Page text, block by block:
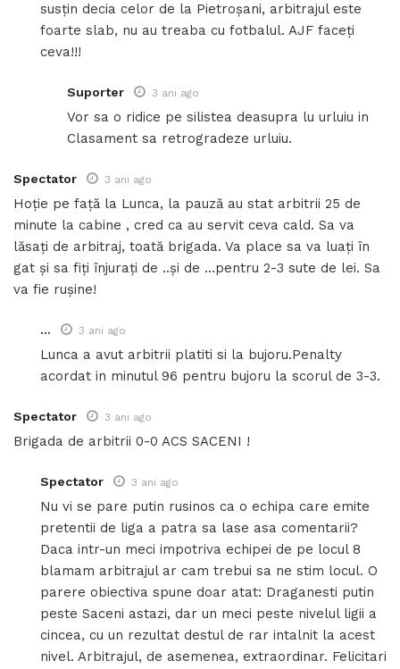
susțin decia celor de la Pietroșani, arbitrajul este
foarte slab, nu au treaba cu fotbalul. AJF faceți
ceva!!!
Suporter 3 ani ago
Vor sa o ridice pe silistea deasupra lu urluiu in
Clasament sa retrogradeze urluiu.
Spectator 3 ani ago
Hoție pe față la Lunca, la pauză au stat arbitrii 25 de
minute la cabine , cred ca au servit ceva cald. Sa va
lăsați de arbitraj, toată brigada. Va place sa va luați în
gat și sa fiți înjurați de ..și de …pentru 2-3 sute de lei. Sa
va fie rușine!
... 3 ani ago
Lunca a avut arbitrii platiti si la bujoru.Penalty
acordat in minutul 96 pentru bujoru la scorul de 3-3.
Spectator 3 ani ago
Brigada de arbitrii 0-0 ACS SACENI !
Spectator 3 ani ago
Nu vi se pare putin rusinos ca o echipa care emite
pretentii de liga a patra sa lase asa comentarii?
Daca intr-un meci impotriva echipei de pe locul 8
blamam arbitrajul ar cam trebui sa ne stim locul. O
parere obiectiva spune doar atat: Draganesti putin
peste Saceni astazi, dar un meci peste nivelul ligii a
cincea, cu un rezultat destul de rar intalnit la acest
nivel. Arbitrajul, de asemenea, extraordinar. Felicitari